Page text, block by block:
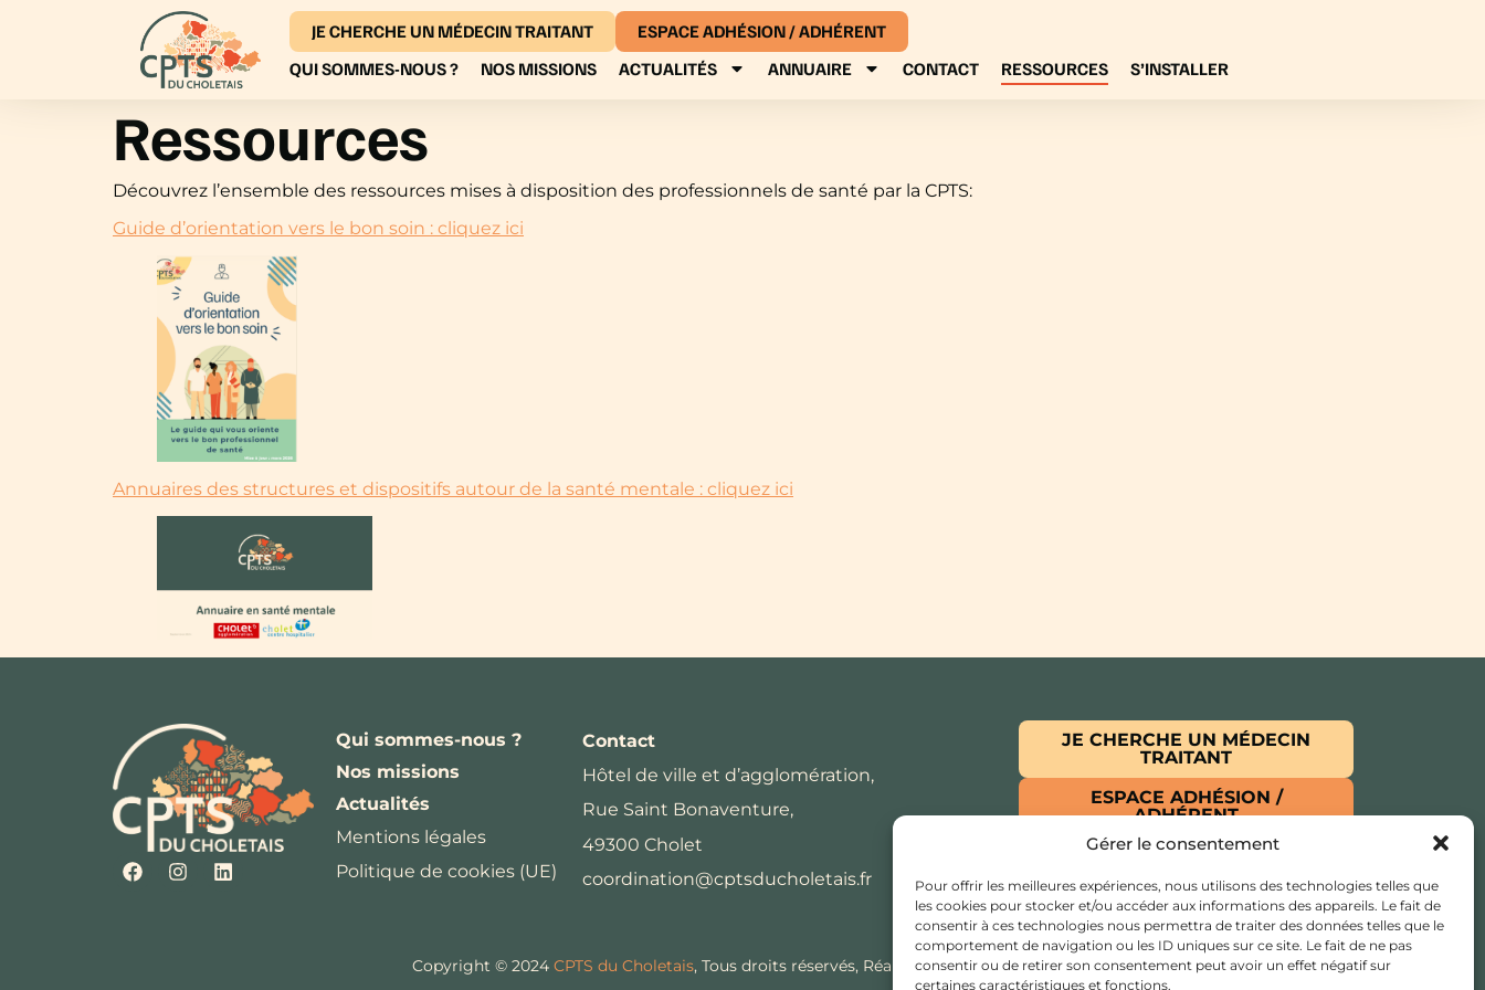
Gérer le consentement
Pour offrir les meilleures expériences, nous utilisons des technologies telles que
les cookies pour stocker et/ou accéder aux informations des appareils. Le fait de
consentir à ces technologies nous permettra de traiter des données telles que le
comportement de navigation ou les ID uniques sur ce site. Le fait de ne pas
consentir ou de retirer son consentement peut avoir un effet négatif sur
certaines caractéristiques et fonctions.
JE CHERCHE UN MÉDECIN TRAITANT
ESPACE ADHÉSION / ADHÉRENT
QUI SOMMES-NOUS ?
NOS MISSIONS ACTUALITÉS ANNUAIRE CONTACT RESSOURCES S’INSTALLER
Ressources
Découvrez l’ensemble des ressources mises à disposition des professionnels de santé par la CPTS:
Guide d’orientation vers le bon soin : cliquez ici
Annuaires des structures et dispositifs autour de la santé mentale : cliquez ici
Qui sommes-nous ?
Nos missions
Actualités
Mentions légales
Politique de cookies (UE)
Contact
Hôtel de ville et d’agglomération,
Rue Saint Bonaventure,
49300 Cholet
coordination@cptsducholetais.fr
JE CHERCHE UN MÉDECIN
TRAITANT
ESPACE ADHÉSION /
ADHÉRENT
Copyright © 2024 CPTS du Choletais, Tous droits réservés, Réalisation:Edwina RABOT